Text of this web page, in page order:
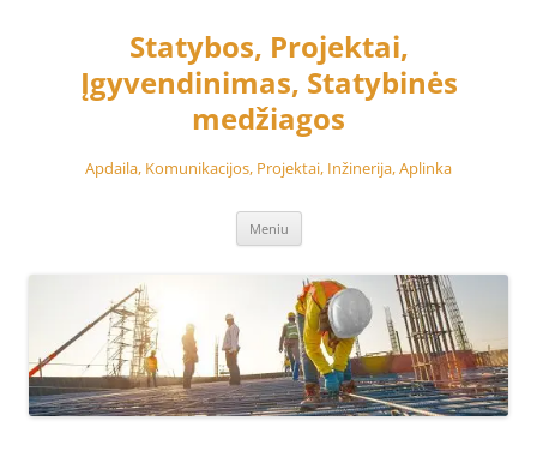
Statybos, Projektai,
Įgyvendinimas, Statybinės
medžiagos
Apdaila, Komunikacijos, Projektai, Inžinerija, Aplinka
Meniu